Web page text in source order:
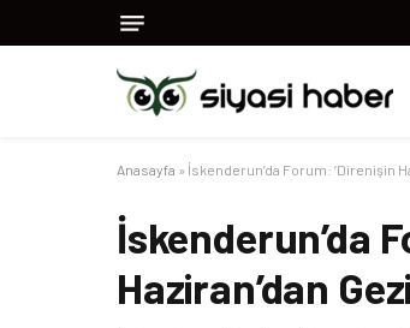
Anasayfa » İskenderun’da Forum: ‘Direnişin
İskenderun’da
Haziran’dan